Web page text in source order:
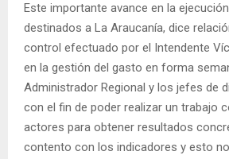
Este importante avance en la
destinados a La Araucanía, dice
control efectuado por el Intendente
en la gestión del gasto en forma
Administrador Regional y los jefes de
con el fin de poder realizar un trabajo
actores para obtener resultados
contento con los indicadores y esto